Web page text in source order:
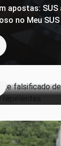
apostas:
no Meu
falsificado
lotes de